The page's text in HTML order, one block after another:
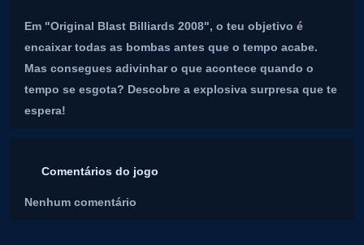
Em "Original Blast Billiards 2008", o teu objetivo é
encaixar todas as bombas antes que o tempo acabe.
Mas consegues adivinhar o que acontece quando o
tempo se esgota? Descobre a explosiva surpresa que te
espera!
Comentários do jogo
Nenhum comentário